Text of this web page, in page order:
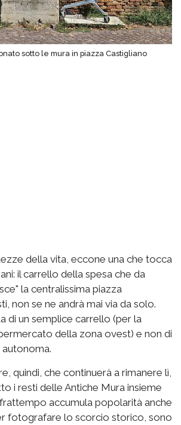
sotto le mura in piazza Castigliano
della vita, eccone una che tocca
il carrello della spesa che da
la centralissima piazza
non se ne andrà mai via da solo.
di un semplice carrello (per la
della zona ovest) e non di
autonoma.
quindi, che continuerà a rimanere lì,
i resti delle Antiche Mura insieme
accumula popolarità anche
fotografare lo scorcio storico, sono